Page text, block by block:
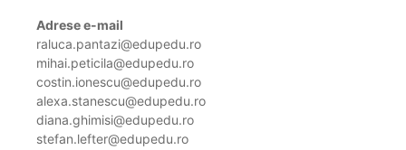
Adrese e-mail
raluca.pantazi@edupedu.ro
mihai.peticila@edupedu.ro
costin.ionescu@edupedu.ro
alexa.stanescu@edupedu.ro
diana.ghimisi@edupedu.ro
stefan.lefter@edupedu.ro